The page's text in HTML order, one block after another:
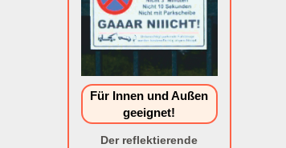
Für Innen und Außen
geeignet!
Der reflektierende